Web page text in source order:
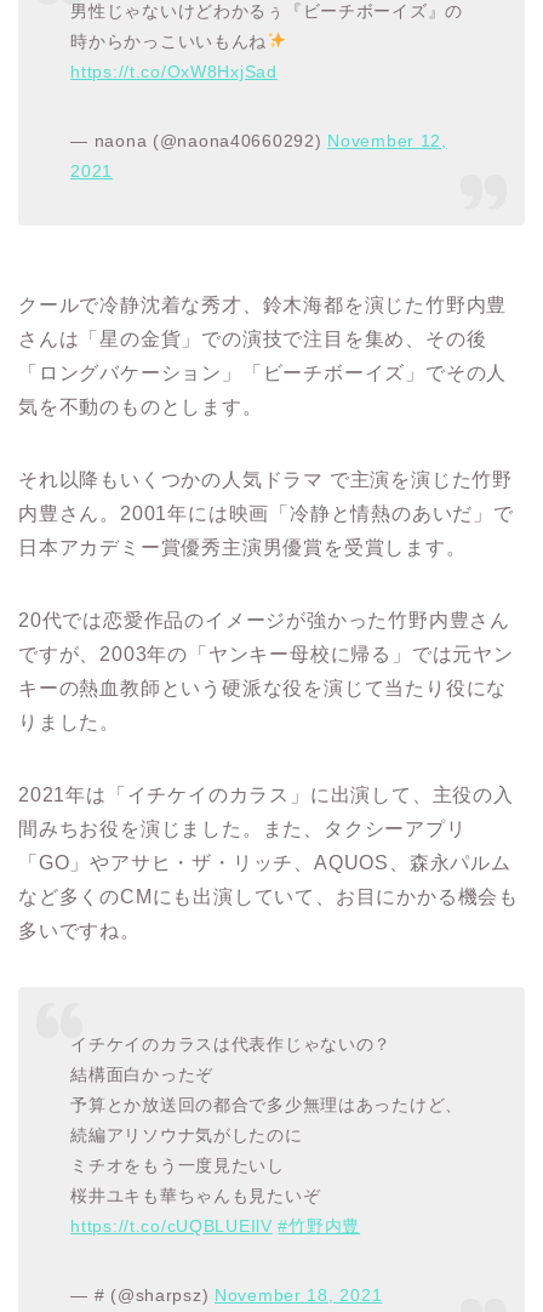
男性じゃないけどわかるぅ『ビーチボーイズ』の
時からかっこいいもんね
https://t.co/OxW8HxjSad
— naona (@naona40660292) November 12,
2021
クールで冷静沈着な秀才、鈴木海都を演じた竹野内豊
さんは「星の金貨」での演技で注目を集め、その後
「ロングバケーション」「ビーチボーイズ」でその人
気を不動のものとします。
それ以降もいくつかの人気ドラマ で主演を演じた竹野
内豊さん。2001年には映画「冷静と情熱のあいだ」で
日本アカデミー賞優秀主演男優賞を受賞します。
20代では恋愛作品のイメージが強かった竹野内豊さん
ですが、2003年の「ヤンキー母校に帰る」では元ヤン
キーの熱血教師という硬派な役を演じて当たり役にな
りました。
2021年は「イチケイのカラス」に出演して、主役の入
間みちお役を演じました。また、タクシーアプリ
「GO」やアサヒ・ザ・リッチ、AQUOS、森永パルム
など多くのCMにも出演していて、お目にかかる機会も
多いですね。
イチケイのカラスは代表作じゃないの？
結構面白かったぞ
予算とか放送回の都合で多少無理はあったけど、
続編アリソウナ気がしたのに
ミチオをもう一度見たいし
桜井ユキも華ちゃんも見たいぞ
https://t.co/cUQBLUEIlV #竹野内豊
— # (@sharpsz) November 18, 2021